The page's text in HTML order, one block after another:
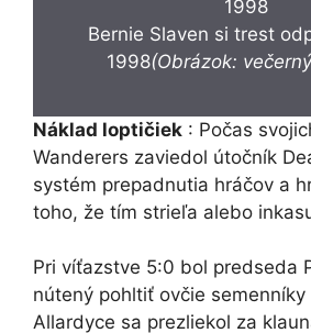
Bernie Slaven si trest
1998(Obrázok:
Náklad loptičiek : Počas
Wanderers zaviedol útočník
systém prepadnutia hráčov a
toho, že tím strieľa alebo
Pri víťazstve 5:0 bol predseda
nútený pohltiť ovčie semenníky
Allardyce sa prezliekol za